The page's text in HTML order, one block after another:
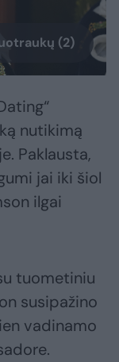
(2)
nutikimą
Paklausta,
jai iki šiol
ilgai
tuometiniu
susipažino
vadinamo